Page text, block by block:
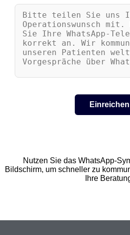
Nutzen Sie das WhatsApp-
Bildschirm, um schneller zu
Ihre